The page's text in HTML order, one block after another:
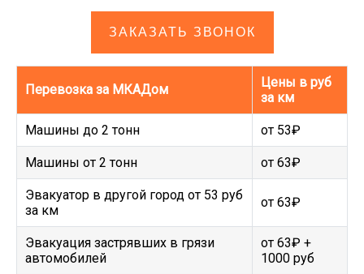
ЗАКАЗАТЬ ЗВОНОК
Перевозка за МКАДом
Цены в руб
за км
Машины до 2 тонн от 53₽
Машины от 2 тонн от 63₽
Эвакуатор в другой город от 53 руб
за км
от 63₽
Эвакуация застрявших в грязи
автомобилей
от 63₽ +
1000 руб